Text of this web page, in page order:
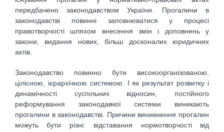
передбачено законодавством України. Прогалини в
законодавстві повинні заповнюватися у процесі
правотворчості шляхом внесення змін і доповнень у
закони, видання нових, більш досконалих юридичних
актів.
Законодавство повинно бути високоорганізованою,
цілісною, ієрархічною системою. І як результат розвитку і
динамічності суспільних відносин, постійного
реформування законодавчої системи виникають
прогалини в законодавстві. Причини виникнення прогалин
можуть бути різні: відставання нормотворчості від